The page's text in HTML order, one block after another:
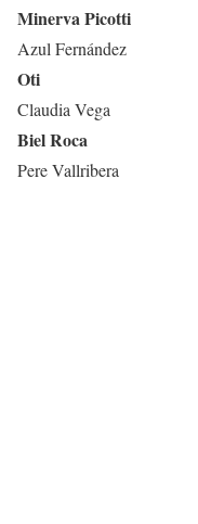
Minerva Picotti
Azul Fernández
Oti
Claudia Vega
Biel Roca
Pere Vallribera